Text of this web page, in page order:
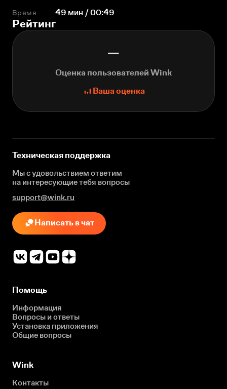
Время 49 мин / 00:49
Рейтинг
—
Оценка пользователей Wink
Ваша оценка
Техническая поддержка
Мы с удовольствием ответим
на интересующиетебя вопросы
support@wink.ru
Написать в чат
Помощь
Информация
Вопросы и ответы
Установка приложения
Общие вопросы
Wink
Контакты